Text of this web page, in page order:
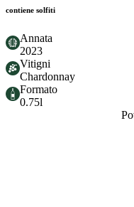
contiene solfiti
Annata
2023
Vitigni
Chardonnay
Formato
0.75l